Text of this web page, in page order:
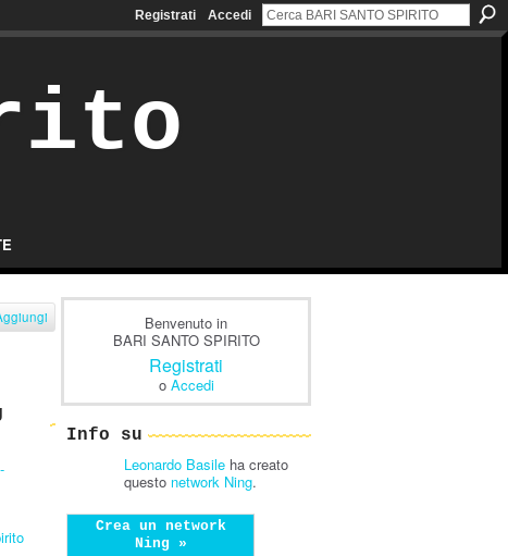
Registrati Accedi
Benvenuto in
BARI SANTO SPIRITO
Registrati
o Accedi
Info su
Leonardo Basile ha creato
questo network Ning.
Crea un network
Ning »